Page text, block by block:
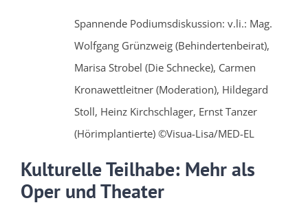
Spannende Podiumsdiskussion: v.li.: Mag.
Wolfgang Grünzweig (Behindertenbeirat),
Marisa Strobel (Die Schnecke), Carmen
Kronawettleitner (Moderation), Hildegard
Stoll, Heinz Kirchschlager, Ernst Tanzer
(Hörimplantierte) ©Visua-Lisa/MED-EL
Kulturelle Teilhabe: Mehr als
Oper und Theater